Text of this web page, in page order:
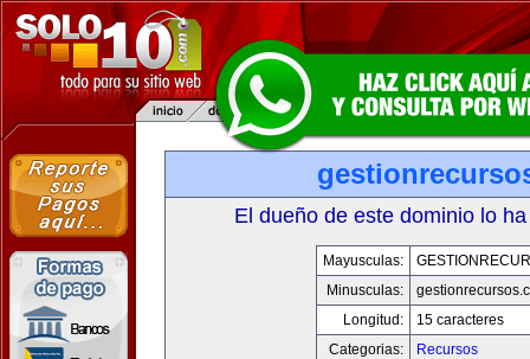
El dueño de este dominio lo
Mayusculas:
Minusculas:
Longitud:
15 caracteres
Categorias:
Recursos